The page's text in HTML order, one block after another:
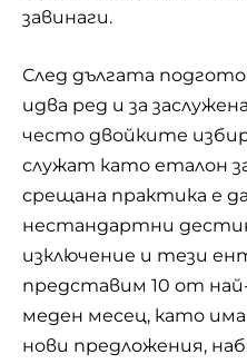
завинаги.
След дългата
идва ред и за
често двойките
служат като еталон
срещана практика е
нестандартни
изключение и тези
представим 10 от
меден месец, като
нови предложения,